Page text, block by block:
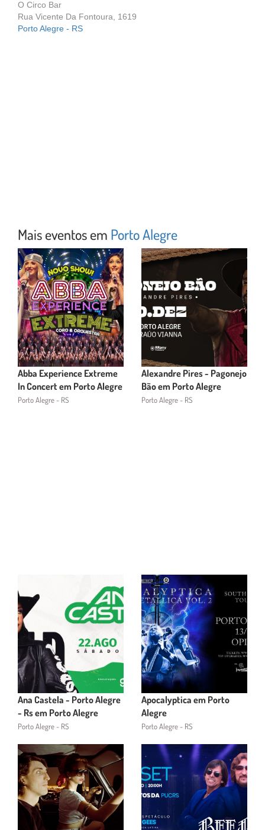
O Circo Bar
Rua Vicente Da Fontoura, 1619
Porto Alegre - RS
Mais eventos em Porto Alegre
Abba Experience Extreme
In Concert em Porto Alegre
Porto Alegre - RS
Alexandre Pires - Pagonejo
Bão em Porto Alegre
Porto Alegre - RS
Ana Castela - Porto Alegre
- Rs em Porto Alegre
Porto Alegre - RS
Apocalyptica em Porto
Alegre
Porto Alegre - RS